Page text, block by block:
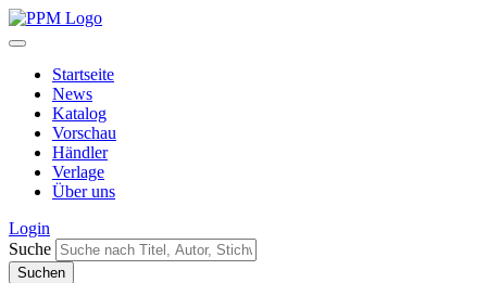
Startseite
News
Katalog
Vorschau
Händler
Verlage
Über uns
Login
Suche